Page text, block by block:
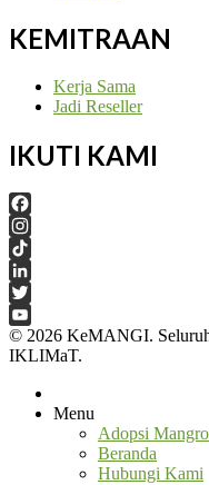
KEMITRAAN
Kerja Sama
Jadi Reseller
IKUTI KAMI
Facebook
Instagram
TikTok
LinkedIn
Twitter
YouTube
Channel
© 2026 KeMANGI.
IKLIMaT.
Menu
Adopsi
Beranda
Hubungi Kami